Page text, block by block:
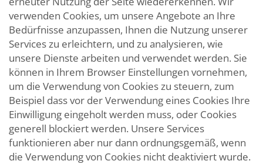
verwenden Cookies, um unsere Angebote an Ihre
Bedürfnisse anzupassen, Ihnen die Nutzung unserer
Services zu erleichtern, und zu analysieren, wie
unsere Dienste arbeiten und verwendet werden. Sie
können in Ihrem Browser Einstellungen vornehmen,
um die Verwendung von Cookies zu steuern, zum
Beispiel dass vor der Verwendung eines Cookies Ihre
Einwilligung eingeholt werden muss, oder Cookies
generell blockiert werden. Unsere Services
funktionieren aber nur dann ordnungsgemäß, wenn
die Verwendung von Cookies nicht deaktiviert wurde.